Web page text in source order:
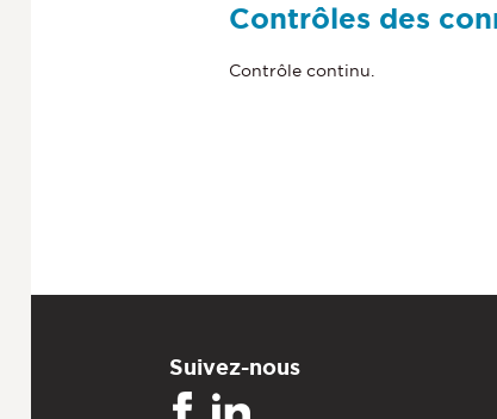
Contrôles des
Contrôle continu.
Suivez-nous